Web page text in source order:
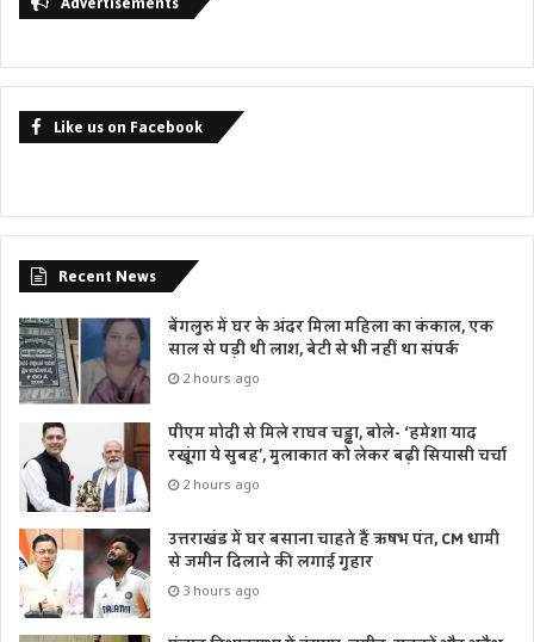
Like us on Facebook
Recent News
बेंगलुरु में घर के अंदर मिला महिला का कंकाल, एक
साल से पड़ी थी लाश, बेटी से भी नहीं था संपर्क
2 hours ago
पीएम मोदी से मिले राघव चड्ढा, बोले- ‘हमेशा याद
रखूंगा ये सुबह’, मुलाकात को लेकर बढ़ी सियासी चर्चा
2 hours ago
उत्तराखंड में घर बसाना चाहते हैं ऋषभ पंत, CM धामी
से जमीन दिलाने की लगाई गुहार
3 hours ago